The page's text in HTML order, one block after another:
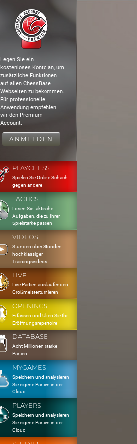
Legen Sie ein
kostenloses Konto an, um
zusätzliche Funktionen
auf allen ChessBase
Webseiten zu bekommen.
Für professionelle
Anwendung empfehlen
wir den Premium
Account.
ANMELDEN
PLAYCHESS
Spielen Sie Online Schach
gegen andere
TACTICS
Lösen Sie taktische
Aufgaben, die zu Ihrer
Spielstärke passen
VIDEOS
Stunden über Stunden
hochklassiger
Trainingsvideos
LIVE
Live Partien aus laufenden
Großmeisterturnieren
OPENINGS
Erfassen und Üben Sie Ihr
Eröffnungsrepertoire
DATABASE
Acht Millionen starke
Partien
MYGAMES
Speichern und analysieren
Sie eigene Partien in der
Cloud
PLAYERS
Speichern und analysieren
Sie eigene Partien in der
Cloud